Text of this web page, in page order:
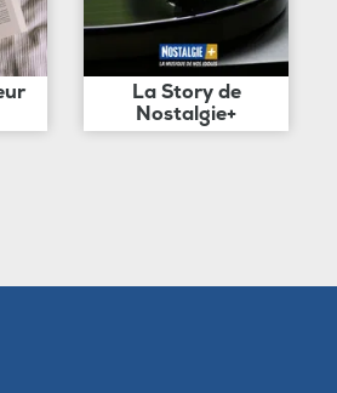
La Story de
Nostalgie+